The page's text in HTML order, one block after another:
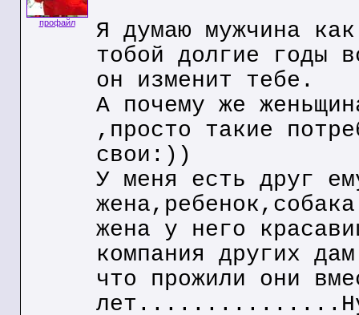
профайл
Я думаю мужчина
тобой долгие годы
он изменит тебе.
А почему же
,просто такие
свои:))
У меня есть друг
жена у него
компания других
что прожили они